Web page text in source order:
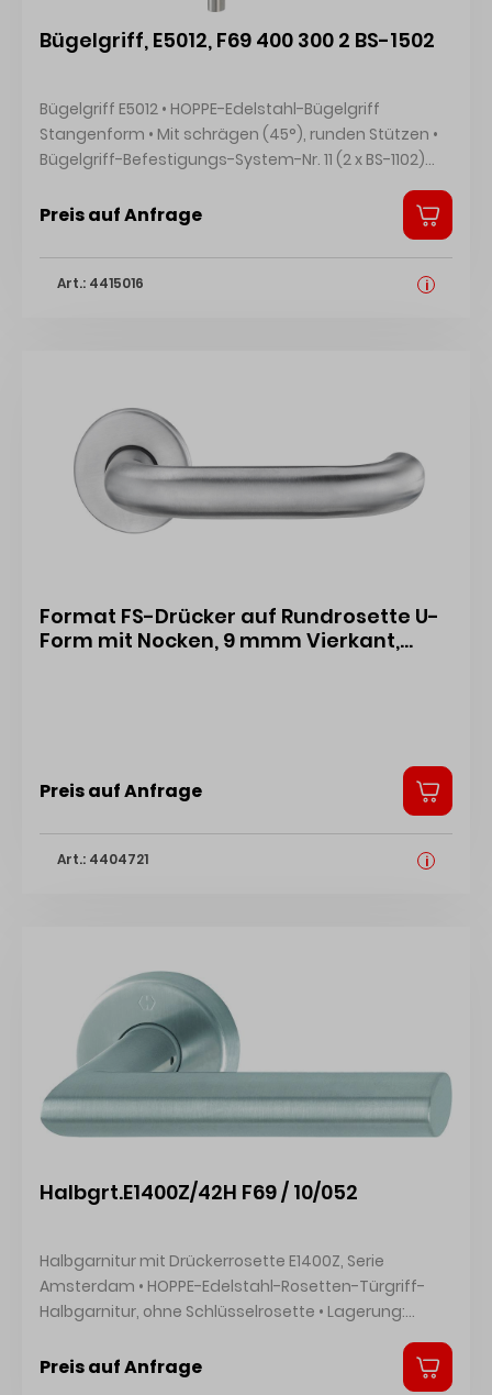
Bügelgriff, E5012, F69 400 300 2 BS-1502
Bügelgriff E5012 • HOPPE-Edelstahl-Bügelgriff
Stangenform • Mit schrägen (45°), runden Stützen •
Bügelgriff-Befestigungs-System-Nr. 11 (2 x BS-1102)
Hersteller: HOPPE AG, Am Plausdorfer Tor 13, 35260
Stadtallendorf, DE, +4964289320, info@hoppe.com
Preis auf Anfrage
Art.: 4415016 i
Format FS-Drücker auf Rundrosette U-
Form mit Nocken, 9 mmm Vierkant,
Preis auf Anfrage
Art.: 4404721 i
Halbgrt.E1400Z/42H F69 / 10/052
Halbgarnitur mit Drückerrosette E1400Z, Serie
Amsterdam • HOPPE-Edelstahl-Rosetten-Türgriff-
Halbgarnitur, ohne Schlüsselrosette • Lagerung:
Türgriff lose, Rückholfeder rechts/links verwendbar,
wartungsfreies Gleitlager • Verbindung: HOPPE-
Preis auf Anfrage